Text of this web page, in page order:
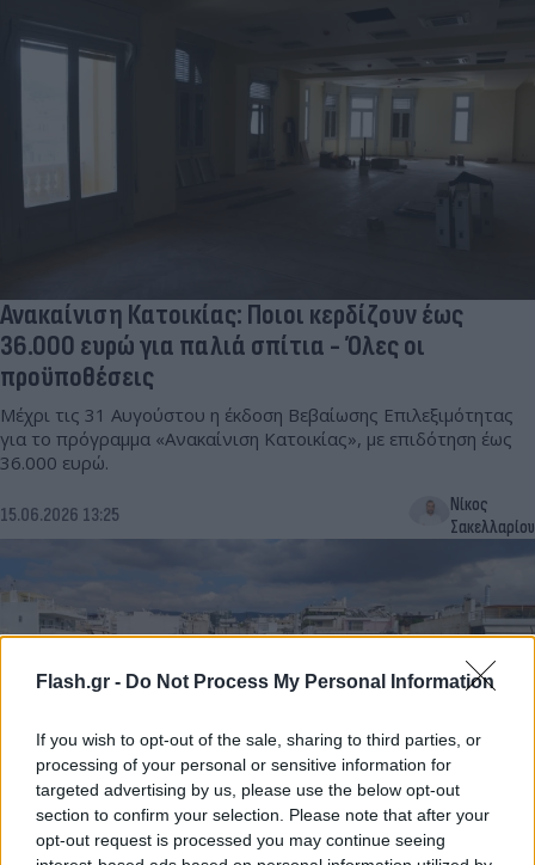
Flash.gr - Do Not Process My Personal Information
If you wish to opt-out of the sale, sharing to third parties, or
processing of your personal or sensitive information for
targeted advertising by us, please use the below opt-out
section to confirm your selection. Please note that after your
opt-out request is processed you may continue seeing
Ανακαίνιση Κατοικίας: Ποιοι κερδίζουν έως
36.000 ευρώ για παλιά σπίτια - Όλες οι
προϋποθέσεις
Μέχρι τις 31 Αυγούστου η έκδοση Βεβαίωσης Επιλεξιμότητας
για το πρόγραμμα «Ανακαίνιση Κατοικίας», με επιδότηση έως
36.000 ευρώ.
15.06.2026 13:25
Νίκος
Σακελλαρίου
Ανακαινίζω–Νοικιάζω 2026: Ξεκινούν οι αιτήσεις